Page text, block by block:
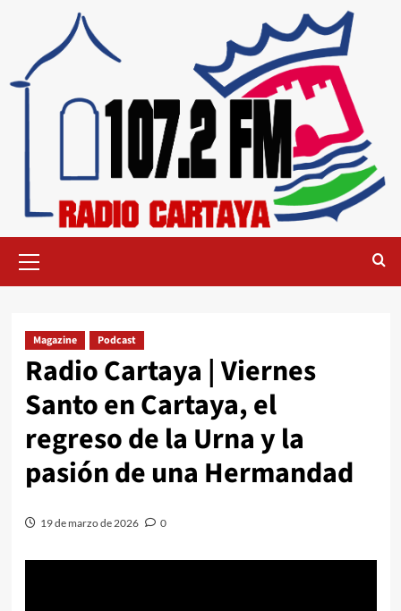
Magazine Podcast
Radio Cartaya | Viernes
Santo en Cartaya, el
regreso de la Urna y la
pasión de una Hermandad
19 de marzo de 2026 0